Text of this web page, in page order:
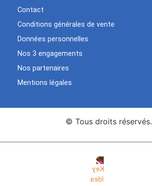
Contact
Conditions générales de vente
Données personnelles
Nos 3 engagements
Nos partenaires
Mentions légales
© Tous droits réservés.